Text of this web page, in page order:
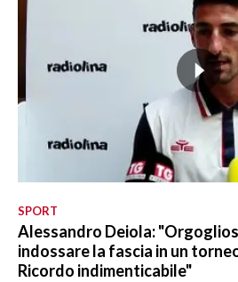
SPORT
Alessandro Deiola:
indossare la fascia in un
Ricordo indimenticabile"